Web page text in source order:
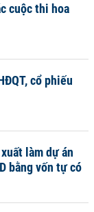
cuộc thi hoa
cổ phiếu
làm dự án
bằng vốn tự có